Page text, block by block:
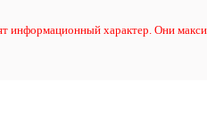
информационный характер. Они